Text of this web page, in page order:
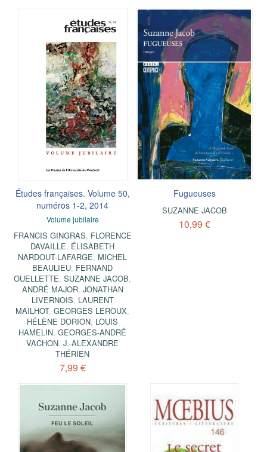
Études françaises. Volume 50,
numéros 1-2, 2014
Volume jubilaire
FRANCIS GINGRAS, FLORENCE
DAVAILLE, ÉLISABETH
NARDOUT-LAFARGE, MICHEL
BEAULIEU, FERNAND
OUELLETTE,SUZANNE JACOB,
ANDRÉ MAJOR, JONATHAN
LIVERNOIS, LAURENT
MAILHOT,GEORGES LEROUX,
HÉLÈNE DORION, LOUIS
HAMELIN,GEORGES-ANDRÉ
VACHON,J.-ALEXANDRE
THÉRIEN
7,99 €
Fugueuses
SUZANNE JACOB
10,99 €